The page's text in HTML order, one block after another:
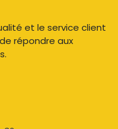
et le service client
répondre aux